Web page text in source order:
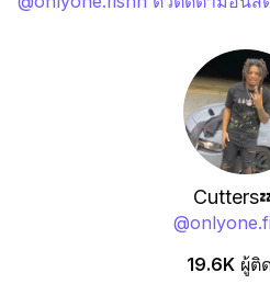
@
19.6K ผู้ติ